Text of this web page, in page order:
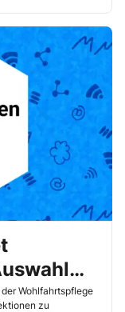
Wohlfahrtspflege
zu